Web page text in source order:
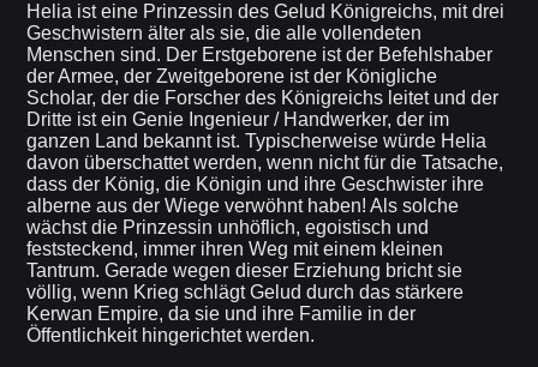
Helia ist eine Prinzessin des Gelud Königreichs, mit drei
Geschwistern älter als sie, die alle vollendeten
Menschen sind. Der Erstgeborene ist der Befehlshaber
der Armee, der Zweitgeborene ist der Königliche
Scholar, der die Forscher des Königreichs leitet und der
Dritte ist ein Genie Ingenieur / Handwerker, der im
ganzen Land bekannt ist. Typischerweise würde Helia
davon überschattet werden, wenn nicht für die Tatsache,
dass der König, die Königin und ihre Geschwister ihre
alberne aus der Wiege verwöhnt haben! Als solche
wächst die Prinzessin unhöflich, egoistisch und
feststeckend, immer ihren Weg mit einem kleinen
Tantrum. Gerade wegen dieser Erziehung bricht sie
völlig, wenn Krieg schlägt Gelud durch das stärkere
Kerwan Empire, da sie und ihre Familie in der
Öffentlichkeit hingerichtet werden.